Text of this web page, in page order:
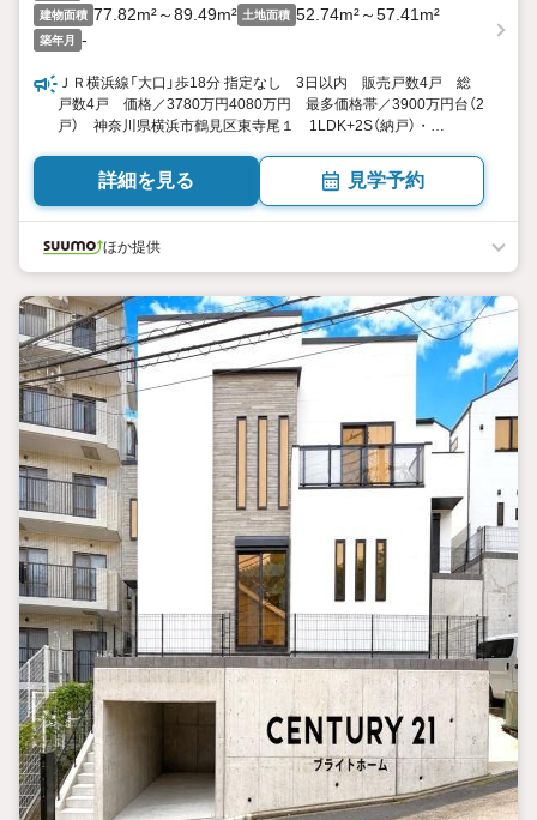
建物面積 77.82m²～89.49m² 土地面積 52.74m²～57.41m²
築年月 -
ＪＲ横浜線「大口」歩18分 指定なし 3日以内 販売戸数4戸 総
戸数4戸 価格／3780万円4080万円 最多価格帯／3900万円台（2
戸） 神奈川県横浜市鶴見区東寺尾１ 1LDK+2S（納戸）・
▼未選択 by SUUMO
詳細を見る 見学予約
ほか提供